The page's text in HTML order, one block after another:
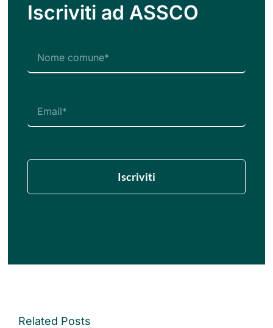
Iscriviti ad ASSCO
Iscriviti
Related Posts